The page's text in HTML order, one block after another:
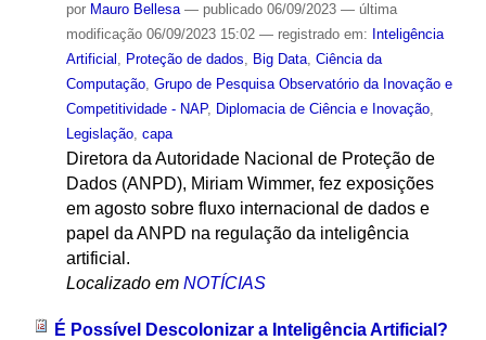
por Mauro Bellesa — publicado06/09/2023 — última
modificação06/09/2023 15:02 — registrado em: Inteligência
Artificial , Proteção de dados, Big Data, Ciência da
Computação, Grupo de Pesquisa Observatório da Inovação e
Competitividade - NAP, Diplomacia de Ciência e Inovação,
Legislação, capa
Diretora da Autoridade Nacional de Proteção de
Dados (ANPD), Miriam Wimmer, fez exposições
em agosto sobre fluxo internacional de dados e
papel da ANPD na regulação da inteligência
artificial.
Localizado em NOTÍCIAS
É Possível Descolonizar a Inteligência Artificial?